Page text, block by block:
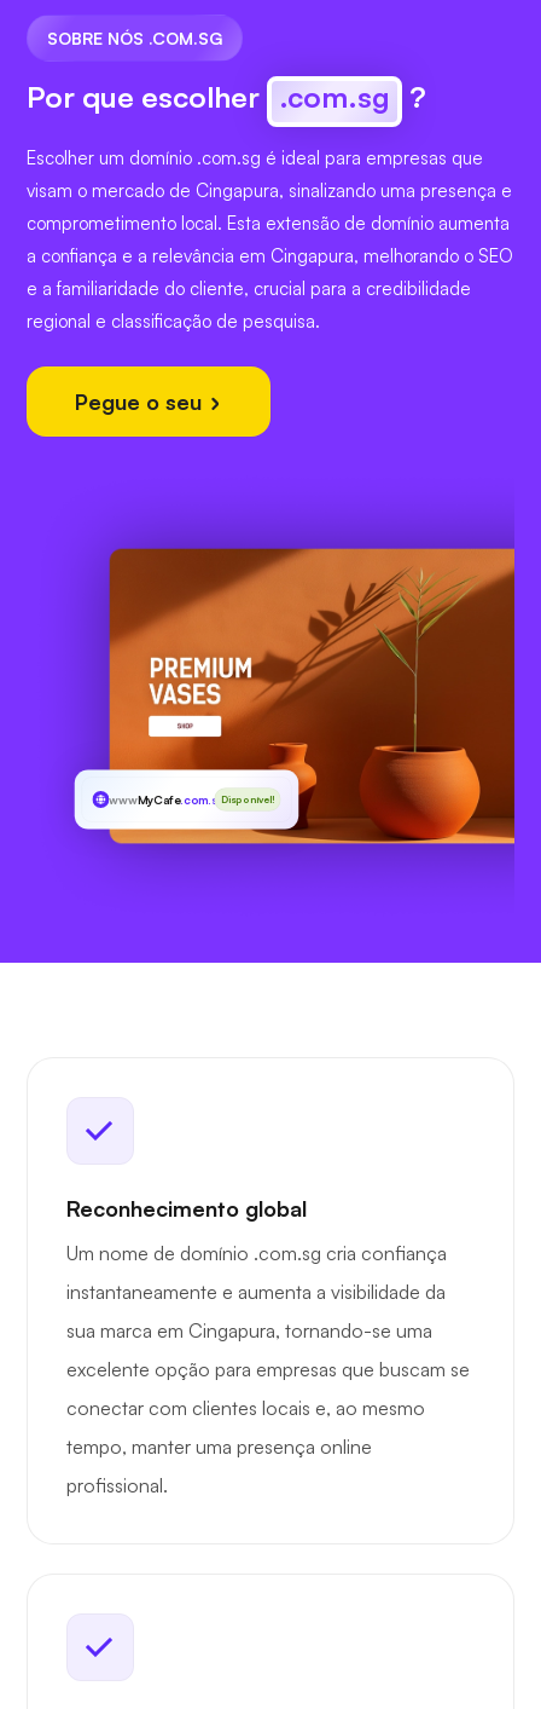
SOBRE NÓS .COM.SG
Por que escolher .com.sg ?
Escolher um domínio .com.sg é ideal para empresas que
visam o mercado de Cingapura, sinalizando uma presença e
comprometimento local. Esta extensão de domínio aumenta
a confiança e a relevância em Cingapura, melhorando o SEO
e a familiaridade do cliente, crucial para a credibilidade
regional e classificação de pesquisa.
Pegue o seu
wwwMyCafe.com.sgDisponível!
Reconhecimento global
Um nome de domínio .com.sg cria confiança
instantaneamente e aumenta a visibilidade da
sua marca em Cingapura, tornando-se uma
excelente opção para empresas que buscam se
conectar com clientes locais e, ao mesmo
tempo, manter uma presença online
profissional.